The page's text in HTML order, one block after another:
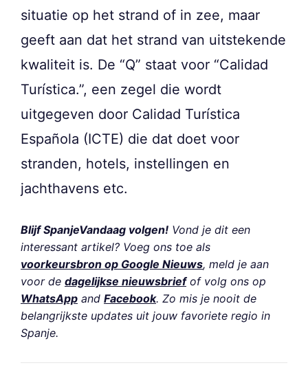
situatie op het strand of in zee, maar
geeft aan dat het strand van uitstekende
kwaliteit is. De “Q” staat voor “Calidad
Turística.”, een zegel die wordt
uitgegeven door Calidad Turística
Española (ICTE) die dat doet voor
stranden, hotels, instellingen en
jachthavens etc.
Blijf SpanjeVandaag volgen! Vond je dit een
interessant artikel? Voeg ons toe als
voorkeursbron op Google Nieuws, meld je aan
voor de dagelijkse nieuwsbriefof volg ons op
WhatsApp and Facebook. Zo mis je nooit de
belangrijkste updates uit jouw favoriete regio in
Spanje.